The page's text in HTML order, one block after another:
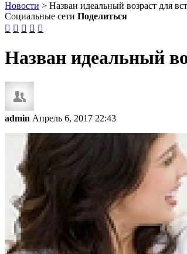
Новости > Назван идеальный возраст для
Социальные сети Поделиться
    
Назван идеальный
admin Апрель 6, 2017 22:43